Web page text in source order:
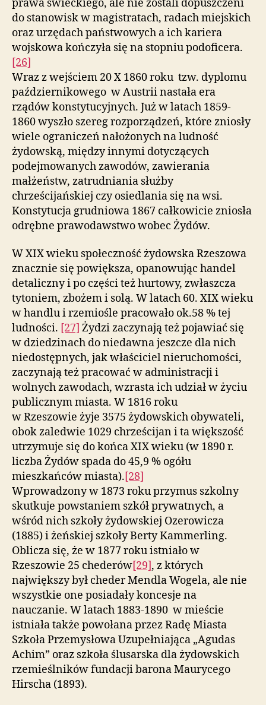
prawa świeckiego, ale nie zostali dopuszczeni
do stanowisk w magistratach, radach miejskich
oraz urzędach państwowych a ich kariera
wojskowa kończyła się na stopniu podoficera.
[26]
Wraz z wejściem 20 X 1860 roku tzw. dyplomu
październikowego w Austrii nastała era
rządów konstytucyjnych. Już w latach 1859-
1860 wyszło szereg rozporządzeń, które zniosły
wiele ograniczeń nałożonych na ludność
żydowską, między innymi dotyczących
podejmowanych zawodów, zawierania
małżeństw, zatrudniania służby
chrześcijańskiej czy osiedlania się na wsi.
Konstytucja grudniowa 1867 całkowicie zniosła
odrębne prawodawstwo wobec Żydów.
W XIX wieku społeczność żydowska Rzeszowa
znacznie się powiększa, opanowując handel
detaliczny i po części też hurtowy, zwłaszcza
tytoniem, zbożem i solą. W latach 60. XIX wieku
w handlu i rzemiośle pracowało ok.58 % tej
ludności. [27] Żydzi zaczynają też pojawiać się
w dziedzinach do niedawna jeszcze dla nich
niedostępnych, jak właściciel nieruchomości,
zaczynają też pracować w administracji i
wolnych zawodach, wzrasta ich udział w życiu
publicznym miasta. W 1816 roku
w Rzeszowie żyje 3575 żydowskich obywateli,
obok zaledwie 1029 chrześcijan i ta większość
utrzymuje się do końca XIX wieku (w 1890 r.
liczba Żydów spada do 45,9 % ogółu
mieszkańców miasta).[28]
Wprowadzony w 1873 roku przymus szkolny
skutkuje powstaniem szkół prywatnych, a
wśród nich szkoły żydowskiej Ozerowicza
(1885) i żeńskiej szkoły Berty Kammerling.
Oblicza się, że w 1877 roku istniało w
Rzeszowie 25 chederów[29], z których
największy był cheder Mendla Wogela, ale nie
wszystkie one posiadały koncesje na
nauczanie. W latach 1883-1890 w mieście
istniała także powołana przez Radę Miasta
Szkoła Przemysłowa Uzupełniająca „Agudas
Achim” oraz szkoła ślusarska dla żydowskich
rzemieślników fundacji barona Maurycego
Hirscha (1893).